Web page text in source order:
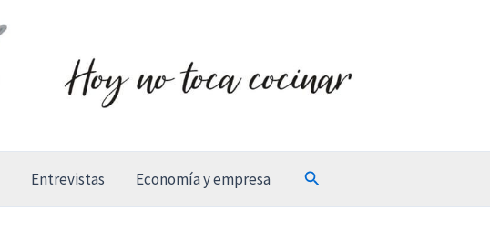
Entrevistas Economía y empresa Buscar